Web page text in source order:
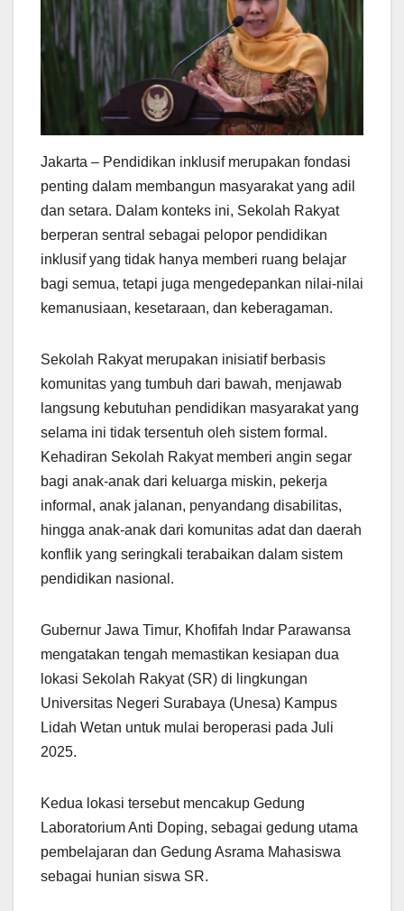
Jakarta – Pendidikan inklusif merupakan fondasi
penting dalam membangun masyarakat yang adil
dan setara. Dalam konteks ini, Sekolah Rakyat
berperan sentral sebagai pelopor pendidikan
inklusif yang tidak hanya memberi ruang belajar
bagi semua, tetapi juga mengedepankan nilai-nilai
kemanusiaan, kesetaraan, dan keberagaman.
Sekolah Rakyat merupakan inisiatif berbasis
komunitas yang tumbuh dari bawah, menjawab
langsung kebutuhan pendidikan masyarakat yang
selama ini tidak tersentuh oleh sistem formal.
Kehadiran Sekolah Rakyat memberi angin segar
bagi anak-anak dari keluarga miskin, pekerja
informal, anak jalanan, penyandang disabilitas,
hingga anak-anak dari komunitas adat dan daerah
konflik yang seringkali terabaikan dalam sistem
pendidikan nasional.
Gubernur Jawa Timur, Khofifah Indar Parawansa
mengatakan tengah memastikan kesiapan dua
lokasi Sekolah Rakyat (SR) di lingkungan
Universitas Negeri Surabaya (Unesa) Kampus
Lidah Wetan untuk mulai beroperasi pada Juli
2025.
Kedua lokasi tersebut mencakup Gedung
Laboratorium Anti Doping, sebagai gedung utama
pembelajaran dan Gedung Asrama Mahasiswa
sebagai hunian siswa SR.